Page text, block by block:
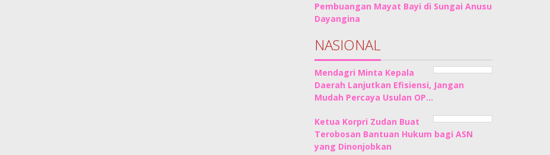
Pembuangan Mayat Bayi di Sungai Anusu
Dayangina
NASIONAL
Mendagri Minta Kepala
Daerah Lanjutkan Efisiensi, Jangan
Mudah Percaya Usulan OP…
Ketua Korpri Zudan Buat
Terobosan Bantuan Hukum bagi ASN
yang Dinonjobkan